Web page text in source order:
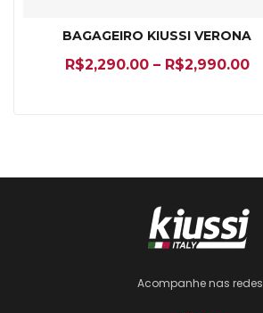
BAGAGEIRO KIUSSI VERONA
R$2,290.00 – R$2,990.00
Acompanhe nas redes